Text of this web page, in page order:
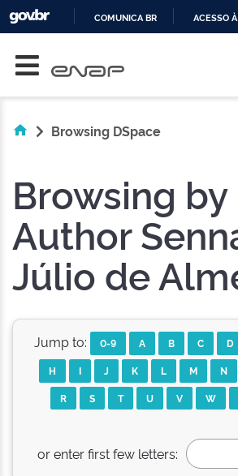
COMUNICA BR ACESSO
Browsing DSpace
Browsing by
Author
Júlio de
Jump to: 0-9 A B C D
H
I J K L M N
R
S T U V W
or enter first few letters: